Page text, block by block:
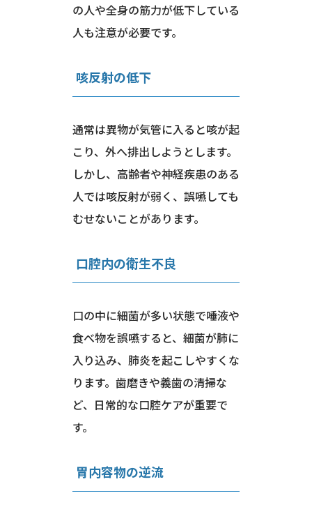
の人や全身の筋力が低下している
人も注意が必要です。
咳反射の低下
通常は異物が気管に入ると咳が起
こり、外へ排出しようとします。
しかし、高齢者や神経疾患のある
人では咳反射が弱く、誤嚥しても
むせないことがあります。
口腔内の衛生不良
口の中に細菌が多い状態で唾液や
食べ物を誤嚥すると、細菌が肺に
入り込み、肺炎を起こしやすくな
ります。歯磨きや義歯の清掃な
ど、日常的な口腔ケアが重要で
す。
胃内容物の逆流